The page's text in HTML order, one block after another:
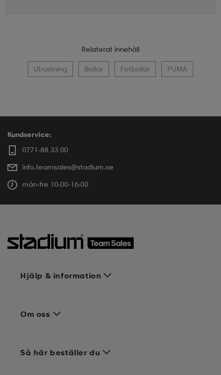
Relaterat innehåll
Utrustning Bollar Fotbollar PUMA
Kundservice:
0771-88 33 00
info.teamsales@stadium.se
mån-fre 10:00-16:00
Hjälp & information
Om oss
Så här beställer du